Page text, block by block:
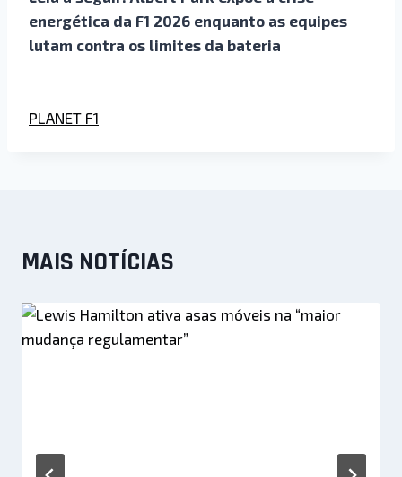
energética da F1 2026 enquanto as equipes
lutam contra os limites da bateria
PLANET F1
MAIS NOTÍCIAS